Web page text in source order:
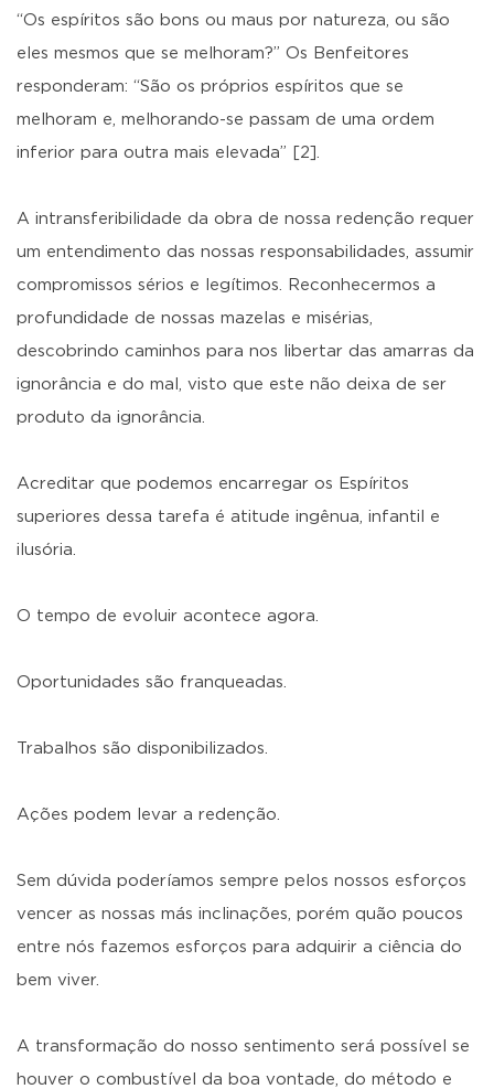
“Os espíritos são bons ou maus por natureza, ou são
eles mesmos que se melhoram?” Os Benfeitores
responderam: “São os próprios espíritos que se
melhoram e, melhorando-se passam de uma ordem
inferior para outra mais elevada” [2].
A intransferibilidade da obra de nossa redenção requer
um entendimento das nossas responsabilidades, assumir
compromissos sérios e legítimos. Reconhecermos a
profundidade de nossas mazelas e misérias,
descobrindo caminhos para nos libertar das amarras da
ignorância e do mal, visto que este não deixa de ser
produto da ignorância.
Acreditar que podemos encarregar os Espíritos
superiores dessa tarefa é atitude ingênua, infantil e
ilusória.
O tempo de evoluir acontece agora.
Oportunidades são franqueadas.
Trabalhos são disponibilizados.
Ações podem levar a redenção.
Sem dúvida poderíamos sempre pelos nossos esforços
vencer as nossas más inclinações, porém quão poucos
entre nós fazemos esforços para adquirir a ciência do
bem viver.
A transformação do nosso sentimento será possível se
houver o combustível da boa vontade, do método e